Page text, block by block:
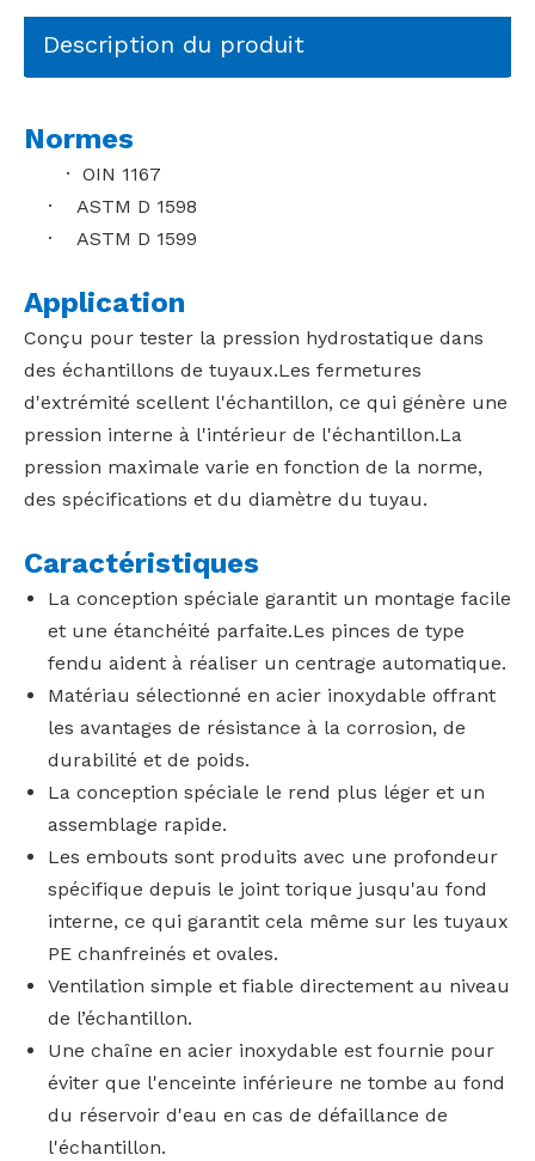
Description du produit
Normes
· OIN 1167
· ASTM D 1598
· ASTM D 1599
Application
Conçu pour tester la pression hydrostatique dans
des échantillons de tuyaux.Les fermetures
d'extrémité scellent l'échantillon, ce qui génère une
pression interne à l'intérieur de l'échantillon.La
pression maximale varie en fonction de la norme,
des spécifications et du diamètre du tuyau.
Caractéristiques
La conception spéciale garantit un montage facile
et une étanchéité parfaite.Les pinces de type
fendu aident à réaliser un centrage automatique.
Matériau sélectionné en acier inoxydable offrant
les avantages de résistance à la corrosion, de
durabilité et de poids.
La conception spéciale le rend plus léger et un
assemblage rapide.
Les embouts sont produits avec une profondeur
spécifique depuis le joint torique jusqu'au fond
interne, ce qui garantit cela même sur les tuyaux
PE chanfreinés et ovales.
Ventilation simple et fiable directement au niveau
de l’échantillon.
Une chaîne en acier inoxydable est fournie pour
éviter que l'enceinte inférieure ne tombe au fond
du réservoir d'eau en cas de défaillance de
l'échantillon.